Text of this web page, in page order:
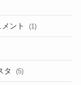
ント (1)
タ (5)